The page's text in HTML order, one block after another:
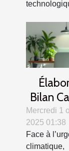
Bilan
les
Mercredi 1
2025 01:38
Face à
climatique,